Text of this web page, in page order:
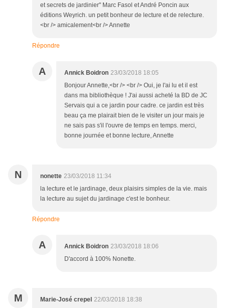
et secrets de jardinier" Marc Fasol et André Poncin aux
éditions Weyrich. un petit bonheur de lecture et de relecture.
<br /> amicalement<br /> Annette
Répondre
A Annick Boidron 23/03/2018 18:05
Bonjour Annette,<br /> <br /> Oui, je l'ai lu et il est
dans ma bibliothèque ! J'ai aussi acheté la BD de JC
Servais qui a ce jardin pour cadre. ce jardin est très
beau ça me plairait bien de le visiter un jour mais je
ne sais pas s'il l'ouvre de temps en temps. merci,
bonne journée et bonne lecture, Annette
N nonette 23/03/2018 11:34
la lecture et le jardinage, deux plaisirs simples de la vie. mais
la lecture au sujet du jardinage c'est le bonheur.
Répondre
A Annick Boidron 23/03/2018 18:06
D'accord à 100% Nonette.
M Marie-José crepel 22/03/2018 18:38